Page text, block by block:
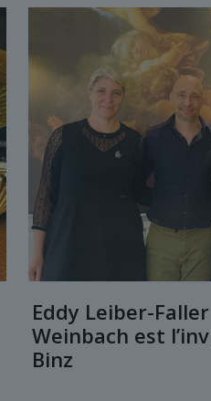
Eddy Leiber-
Weinbach est
Binz